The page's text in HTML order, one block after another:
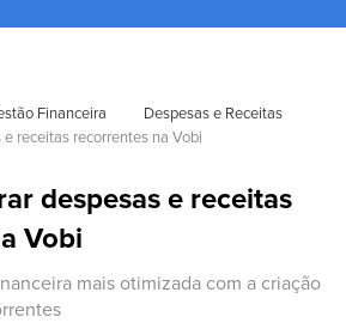
Financeira
Despesas e Receitas
receitas recorrentes na Vobi
despesas e receitas
Vobi
mais otimizada com a criação